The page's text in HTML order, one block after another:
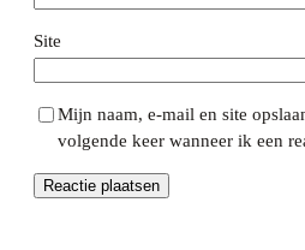
Site
Mijn naam, e-mail en site
volgende keer wanneer ik een